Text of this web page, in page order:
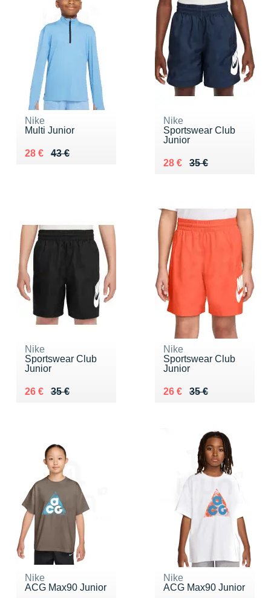
Nike
Multi Junior
43 €
Au lieu de 43 €
28 €
Vendu 28 €
Nike
Sportswear Club
Junior
35 €
Au lieu de 35 €
28 €
Vendu 28 €
Nike
Sportswear Club
Junior
35 €
Au lieu de 35 €
26 €
Vendu 26 €
Nike
Sportswear Club
Junior
35 €
Au lieu de 35 €
26 €
Vendu 26 €
Nike
ACG Max90 Junior
Nike
ACG Max90 Junior